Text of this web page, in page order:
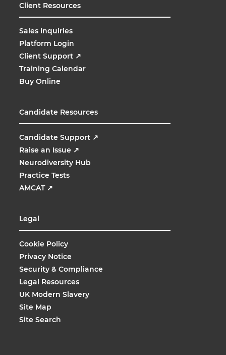
Client Resources
Sales Inquiries
Platform Login
Client Support ↗
Training Calendar
Buy Online
Candidate Resources
Candidate Support ↗
Raise an Issue ↗
Neurodiversity Hub
Practice Tests
AMCAT ↗
Legal
Cookie Policy
Privacy Notice
Security & Compliance
Legal Resources
UK Modern Slavery
Site Map
Site Search